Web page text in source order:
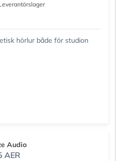
hörlur både för studion
Audio
AER